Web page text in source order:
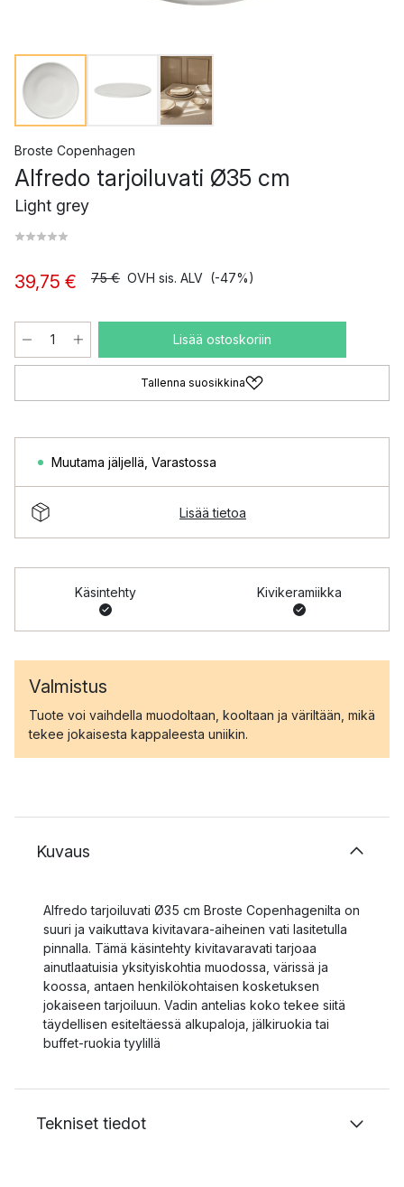
Broste Copenhagen
Alfredo tarjoiluvati Ø35 cm
Light grey
39,75 € 75 € OVH sis. ALV (-47%)
Lisää ostoskoriin
Tallenna suosikkina
Muutama jäljellä Varastossa
Lisää tietoa
Käsintehty Kivikeramiikka
Valmistus
Tuote voi vaihdella muodoltaan, kooltaan ja väriltään, mikä
tekee jokaisesta kappaleesta uniikin.
Kuvaus
Alfredo tarjoiluvati Ø35 cm Broste Copenhagenilta on
suuri ja vaikuttava kivitavara-aiheinen vati lasitetulla
pinnalla. Tämä käsintehty kivitavaravati tarjoaa
ainutlaatuisia yksityiskohtia muodossa, värissä ja
koossa, antaen henkilökohtaisen kosketuksen
jokaiseen tarjoiluun. Vadin antelias koko tekee siitä
täydellisen esiteltäessä alkupaloja, jälkiruokia tai
buffet-ruokia tyylillä
Tekniset tiedot